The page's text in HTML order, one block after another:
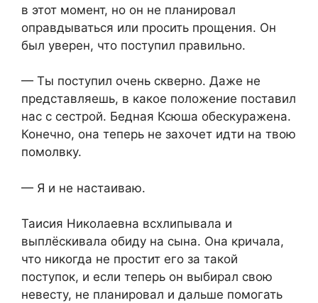
в этот момент, но он не планировал
оправдываться или просить прощения. Он
был уверен, что поступил правильно.
— Ты поступил очень скверно. Даже не
представляешь, в какое положение поставил
нас с сестрой. Бедная Ксюша обескуражена.
Конечно, она теперь не захочет идти на твою
помолвку.
— Я и не настаиваю.
Таисия Николаевна всхлипывала и
выплёскивала обиду на сына. Она кричала,
что никогда не простит его за такой
поступок, и если теперь он выбирал свою
невесту, не планировал и дальше помогать